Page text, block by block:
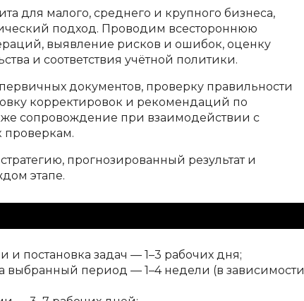
для малого, среднего и крупного бизнеса,
подход. Проводим всестороннюю
выявление рисков и ошибок, оценку
и соответствия учётной политики.
документов, проверку правильности
корректировок и рекомендаций по
сопровождение при взаимодействии с
проверкам.
прогнозированный результат и
этапе.
постановка задач — 1–3 рабочих дня;
выбранный период — 1–4 недели (в зависимости